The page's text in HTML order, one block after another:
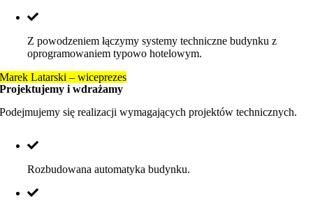
Z powodzeniem łączymy systemy techniczne budynku z
oprogramowaniem typowo hotelowym.
Marek Latarski – wiceprezes
Projektujemy i wdrażamy
Podejmujemy się realizacji wymagających projektów technicznych.
Rozbudowana automatyka budynku.